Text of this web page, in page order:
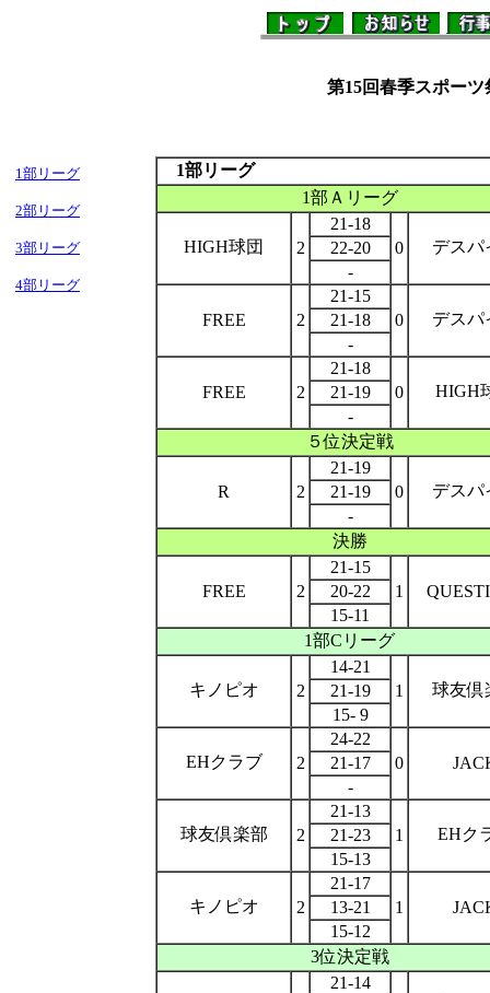
1部リーグ
2部リーグ
3部リーグ
4部リーグ
第15回春季スポー
1部リーグ
1部Ａリーグ
HIGH球団 2
21-18
0
デスパ
22-20
-
FREE 2
21-15
0
デスパ
21-18
-
FREE 2
21-18
0
HIGH
21-19
-
５位決定戦
R 2
21-19
0
デスパ
21-19
-
決勝
FREE 2
21-15
1
20-22
15-11
1部Cリーグ
キノピオ 2
14-21
1
球友倶
21-19
15- 9
EHクラブ 2
24-22
0
21-17
-
球友倶楽部 2
21-13
1
EHク
21-23
15-13
キノピオ 2
21-17
1
13-21
15-12
3位決定戦
21-14